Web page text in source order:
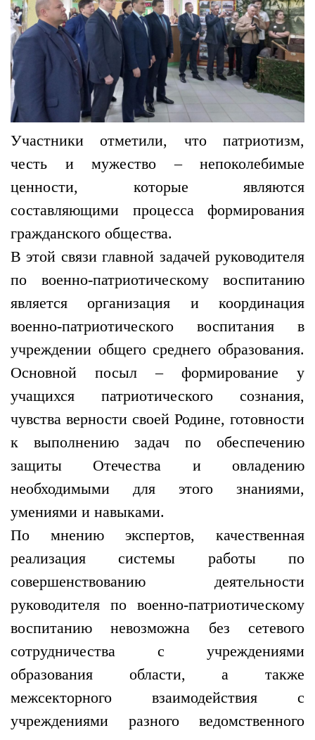
Участники отметили, что патриотизм,
честь и мужество – непоколебимые
ценности, которые являются
составляющими процесса формирования
гражданского общества.
В этой связи главной задачей руководителя
по военно-патриотическому воспитанию
является организация и координация
военно-патриотического воспитания в
учреждении общего среднего образования.
Основной посыл – формирование у
учащихся патриотического сознания,
чувства верности своей Родине, готовности
к выполнению задач по обеспечению
защиты Отечества и овладению
необходимыми для этого знаниями,
умениями и навыками.
По мнению экспертов, качественная
реализация системы работы по
совершенствованию деятельности
руководителя по военно-патриотическому
воспитанию невозможна без сетевого
сотрудничества с учреждениями
образования области, а также
межсекторного взаимодействия с
учреждениями разного ведомственного